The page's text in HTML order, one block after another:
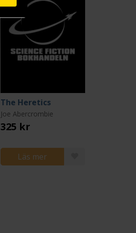
The Heretics
Joe Abercrombie
325 kr
Läs mer